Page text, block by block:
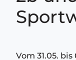
Vom 31.05.